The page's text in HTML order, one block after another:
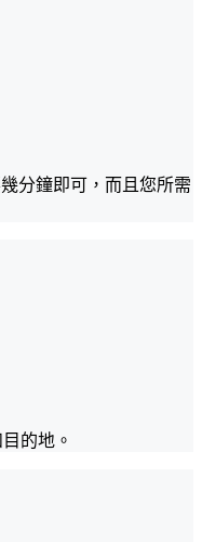
分鐘即可，而且您所需
的地。